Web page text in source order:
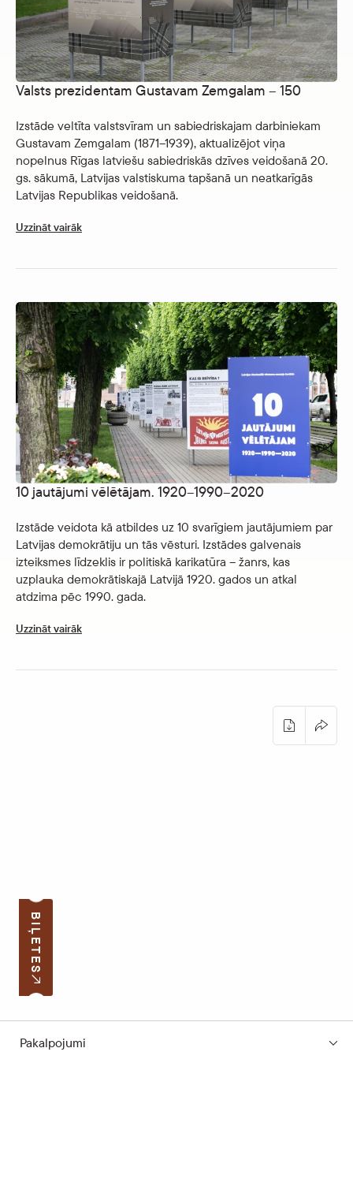
BIĻETES
Pakalpojumi
Valsts prezidentam Gustavam Zemgalam – 150
Izstāde veltīta valstsvīram un sabiedriskajam darbiniekam
Gustavam Zemgalam (1871–1939), aktualizējot viņa
nopelnus Rīgas latviešu sabiedriskās dzīves veidošanā 20.
gs. sākumā, Latvijas valstiskuma tapšanā un neatkarīgās
Latvijas Republikas veidošanā.
Uzzināt vairāk
10 jautājumi vēlētājam. 1920–1990–2020
Izstāde veidota kā atbildes uz 10 svarīgiem jautājumiem par
Latvijas demokrātiju un tās vēsturi. Izstādes galvenais
izteiksmes līdzeklis ir politiskā karikatūra – žanrs, kas
uzplauka demokrātiskajā Latvijā 1920. gados un atkal
atdzima pēc 1990. gada.
Uzzināt vairāk